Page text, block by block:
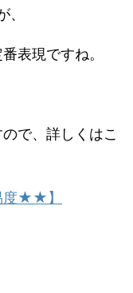
、
表現ですね。
で、詳しくはこ
度★★】